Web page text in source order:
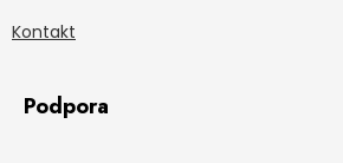
Kontakt
Podpora